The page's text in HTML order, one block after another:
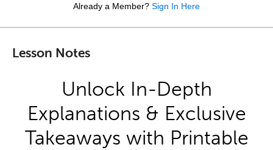
Already a Member? Sign In Here
Lesson Notes
Unlock In-Depth
Explanations & Exclusive
Takeaways with Printable